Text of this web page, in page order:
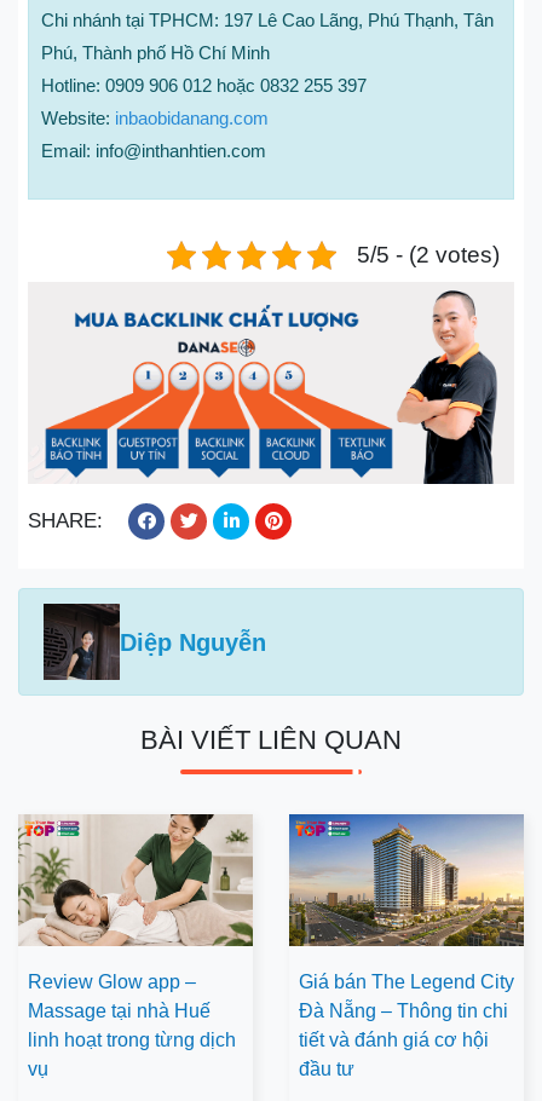
Chi nhánh tại TPHCM: 197 Lê Cao Lãng, Phú Thạnh, Tân
Phú, Thành phố Hồ Chí Minh
Hotline: 0909 906 012 hoặc 0832 255 397
Website: inbaobidanang.com
Email: info@inthanhtien.com
5/5 - (2 votes)
SHARE:
Diệp Nguyễn
BÀI VIẾT LIÊN QUAN
Review Glow app –
Massage tại nhà Huế
linh hoạt trong từng dịch
vụ
Giá bán The Legend City
Đà Nẵng – Thông tin chi
tiết và đánh giá cơ hội
đầu tư